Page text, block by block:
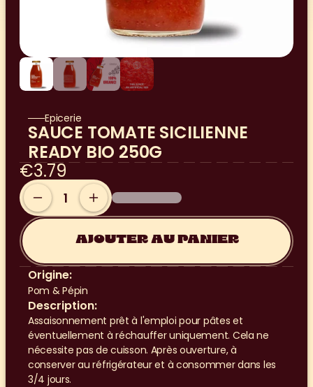
Epicerie
SAUCE TOMATE SICILIENNE
READY BIO 250G
€3.79
AJOUTER AU PANIER
Origine:
Pom & Pépin
Description:
Assaisonnement prêt à l'emploi pour pâtes et
éventuellement à réchauffer uniquement. Cela ne
nécessite pas de cuisson. Après ouverture, à
conserver au réfrigérateur et à consommer dans les
3/4 jours.